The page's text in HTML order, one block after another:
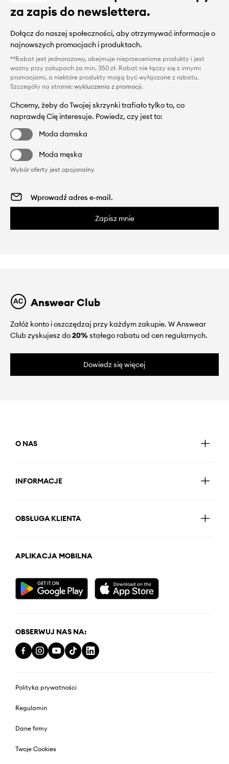
za zapis do newslettera.
Dołącz do naszej społeczności, aby otrzymywać informacje o
najnowszych promocjach i produktach.
**Rabat jest jednorazowy, obejmuje nieprzecenione produkty i jest
ważny przy zakupach za min. 350 zł. Rabat nie łączy się z innymi
promocjami, a niektóre produkty mogą być wyłączone z rabatu.
Szczegóły na stronie: wykluczenia z promocji.
Chcemy, żeby do Twojej skrzynki trafiało tylko to, co
naprawdę Cię interesuje. Powiedz, czy jest to:
Moda damska
Moda męska
Wybór oferty jest opcjonalny
Zapisz mnie
Answear Club
Załóż konto i oszczędzaj przy każdym zakupie. W Answear
Club zyskujesz do20%stałego rabatu od cen regularnych.
Dowiedz się więcej
O NAS
INFORMACJE
OBSŁUGA KLIENTA
APLIKACJA MOBILNA
OBSERWUJ NAS NA:
Polityka prywatności
Regulamin
Dane firmy
Twoje Cookies